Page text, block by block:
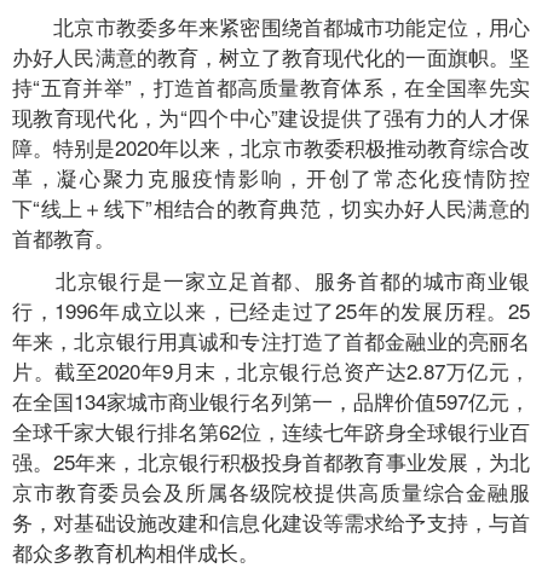
北京市教委多年来紧密围绕首都城市功能定位，用心
办好人民满意的教育，树立了教育现代化的一面旗帜。坚
持“五育并举”，打造首都高质量教育体系，在全国率先实
现教育现代化，为“四个中心”建设提供了强有力的人才保
障。特别是2020年以来，北京市教委积极推动教育综合改
革，凝心聚力克服疫情影响，开创了常态化疫情防控
下“线上＋线下”相结合的教育典范，切实办好人民满意的
首都教育。
北京银行是一家立足首都、服务首都的城市商业银
行，1996年成立以来，已经走过了25年的发展历程。25
年来，北京银行用真诚和专注打造了首都金融业的亮丽名
片。截至2020年9月末，北京银行总资产达2.87万亿元，
在全国134家城市商业银行名列第一，品牌价值597亿元，
全球千家大银行排名第62位，连续七年跻身全球银行业百
强。25年来，北京银行积极投身首都教育事业发展，为北
京市教育委员会及所属各级院校提供高质量综合金融服
务，对基础设施改建和信息化建设等需求给予支持，与首
都众多教育机构相伴成长。